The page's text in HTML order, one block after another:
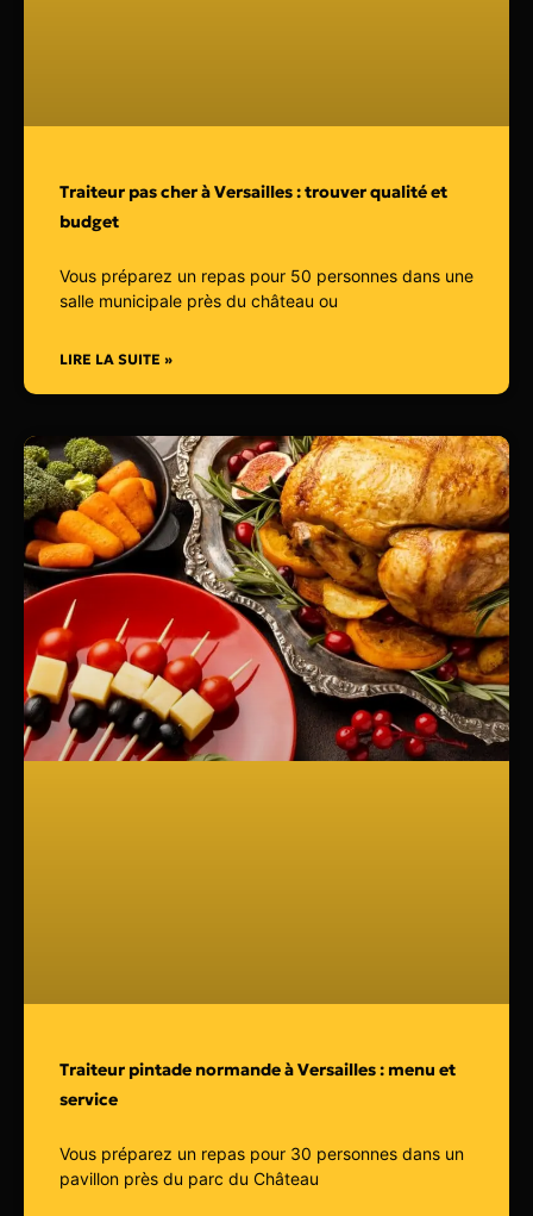
Traiteur pas cher à Versailles : trouver qualité et
budget
Vous préparez un repas pour 50 personnes dans une
salle municipale près du château ou
LIRE LA SUITE »
Traiteur pintade normande à Versailles : menu et
service
Vous préparez un repas pour 30 personnes dans un
pavillon près du parc du Château